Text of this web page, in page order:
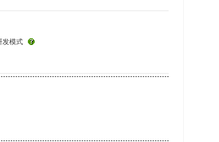
发模式